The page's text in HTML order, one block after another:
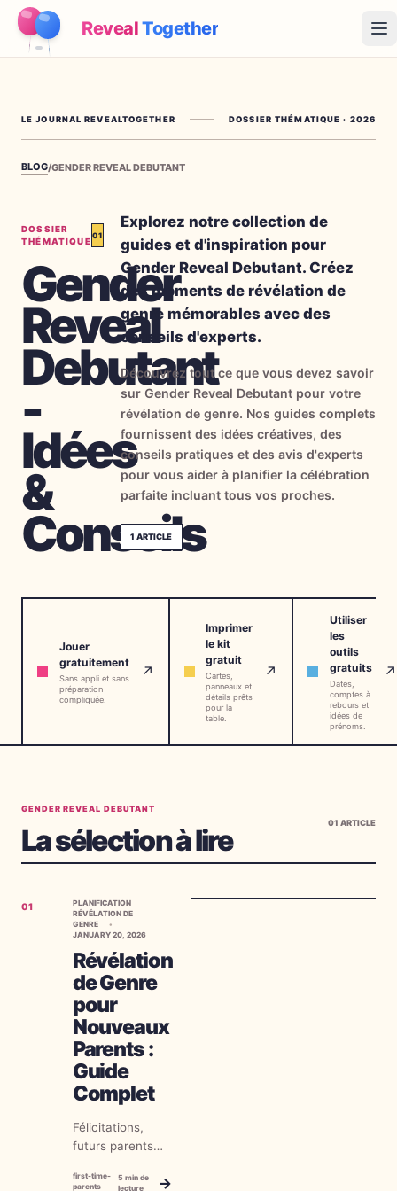
RevealTogether
Démo
Jeux
Tarifs
Préparer la fête
Jeux, imprimables et idées pratiques gratuits
Kit à imprimer gratuit Gratuit →
Outils Gratuits 5→
Thèmes
Connexion
🇺🇸EN 🇫🇷FR
LE JOURNAL REVEALTOGETHER DOSSIER THÉMATIQUE · 2026
BLOG/GENDER REVEAL DEBUTANT
DOSSIER
THÉMATIQUE
01
Gender
Reveal
Debutant
-
Idées
&
Conseils
Explorez notre collection de
guides et d'inspiration pour
Gender Reveal Debutant. Créez
des moments de révélation de
genre mémorables avec des
conseils d'experts.
Découvrez tout ce que vous devez savoir
sur Gender Reveal Debutant pour votre
révélation de genre. Nos guides complets
fournissent des idées créatives, des
conseils pratiques et des avis d'experts
pour vous aider à planifier la célébration
parfaite incluant tous vos proches.
1 ARTICLE
Jouer
gratuitement
Sans appli et sans
préparation
compliquée.
↗
Imprimer
le kit
gratuit
Cartes,
panneaux et
détails prêts
pour la
table.
↗
Utiliser
les
outils
gratuits
Dates,
comptes à
rebours et
idées de
prénoms.
↗
GENDER REVEAL DEBUTANT
La sélection à lire
01 ARTICLE
01
PLANIFICATION
RÉVÉLATION DE
GENRE
JANUARY 20, 2026
Révélation
de Genre
pour
Nouveaux
Parents :
Guide
Complet
Félicitations,
futurs parents
fois ! Si vous
first-time-
parents
5 min de
lecture
→